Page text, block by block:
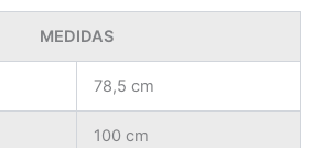
MEDIDAS
78,5 cm
100 cm